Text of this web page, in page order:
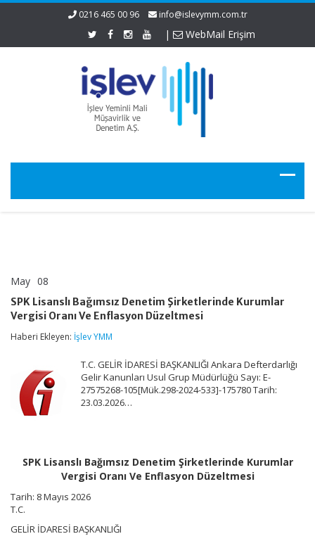
0216 465 00 96 info@islevymm.com.tr
| WebMail Erişim
May 08
Bağımsız
Denetim
Kurumlar
Oranı
Enflasyon
Düzeltmesi
SPK Lisanslı Bağımsız Denetim Şirketlerinde Kurumlar
Vergisi Oranı Ve Enflasyon Düzeltmesi
Haberi Ekleyen: İşlev YMM
T.C. GELİR İDARESİ BAŞKANLIĞI Ankara Defterdarlığı
Gelir Kanunları Usul Grup Müdürlüğü Sayı: E-
27575268-105[Mük.298-2024-533]-175780 Tarih:
23.03.2026…
SPK Lisanslı Bağımsız Denetim Şirketlerinde Kurumlar
Vergisi Oranı Ve Enflasyon Düzeltmesi
Tarih: 8 Mayıs 2026
T.C.
GELİR İDARESİ BAŞKANLIĞI